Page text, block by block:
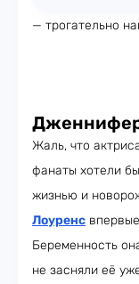
— трогательно
Жаль, что
фанаты хотели
жизнью и
Лоуренс
Беременность
не засняли её